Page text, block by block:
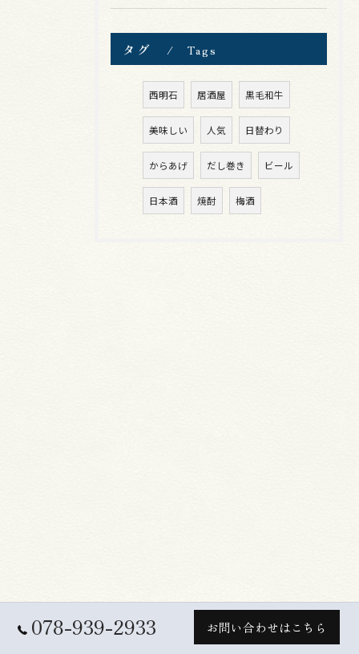
タグ Tags
西明石 居酒屋 黒毛和牛
美味しい 人気 日替わり
からあげ だし巻き ビール
日本酒 焼酎 梅酒
078-939-2933 お問い合わせはこちら